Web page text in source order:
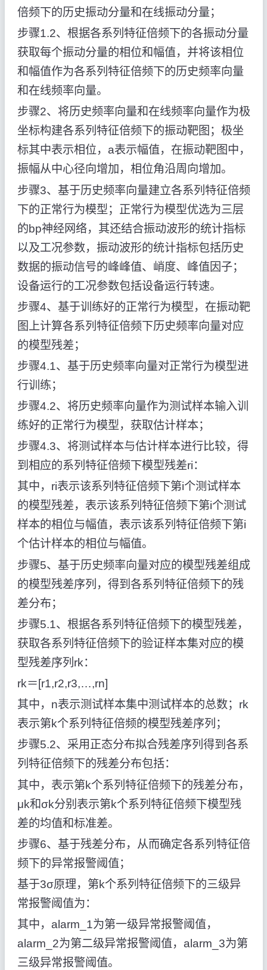
倍频下的历史振动分量和在线振动分量；
步骤1.2、根据各系列特征倍频下的各振动分量
获取每个振动分量的相位和幅值，并将该相位
和幅值作为各系列特征倍频下的历史频率向量
和在线频率向量。
步骤2、将历史频率向量和在线频率向量作为极
坐标构建各系列特征倍频下的振动靶图；极坐
标其中表示相位，a表示幅值，在振动靶图中，
振幅从中心径向增加，相位角沿周向增加。
步骤3、基于历史频率向量建立各系列特征倍频
下的正常行为模型；正常行为模型优选为三层
的bp神经网络，其还结合振动波形的统计指标
以及工况参数，振动波形的统计指标包括历史
数据的振动信号的峰峰值、峭度、峰值因子；
设备运行的工况参数包括设备运行转速。
步骤4、基于训练好的正常行为模型，在振动靶
图上计算各系列特征倍频下历史频率向量对应
的模型残差；
步骤4.1、基于历史频率向量对正常行为模型进
行训练；
步骤4.2、将历史频率向量作为测试样本输入训
练好的正常行为模型，获取估计样本；
步骤4.3、将测试样本与估计样本进行比较，得
到相应的系列特征倍频下模型残差ri：
其中，ri表示该系列特征倍频下第i个测试样本
的模型残差， 表示该系列特征倍频下第i个测试
样本的相位与幅值， 表示该系列特征倍频下第i
个估计样本的相位与幅值。
步骤5、基于历史频率向量对应的模型残差组成
的模型残差序列，得到各系列特征倍频下的残
差分布；
步骤5.1、根据各系列特征倍频下的模型残差，
获取各系列特征倍频下的验证样本集对应的模
型残差序列rk：
rk＝[r1,r2,r3,…,rn]
其中，n表示测试样本集中测试样本的总数；rk
表示第k个系列特征倍频的模型残差序列；
步骤5.2、采用正态分布拟合残差序列得到各系
列特征倍频下的残差分布包括：
其中， 表示第k个系列特征倍频下的残差分布，
μk和σk分别表示第k个系列特征倍频下模型残
差的均值和标准差。
步骤6、基于残差分布，从而确定各系列特征倍
频下的异常报警阈值；
基于3σ原理，第k个系列特征倍频下的三级异
常报警阈值为：
其中，alarm_1为第一级异常报警阈值，
alarm_2为第二级异常报警阈值，alarm_3为第
三级异常报警阈值。